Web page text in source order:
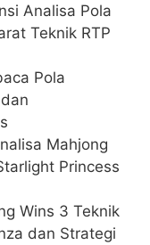
Analisa Pola
Teknik RTP
Pola
Mahjong
Princess
Wins 3 Teknik
dan Strategi